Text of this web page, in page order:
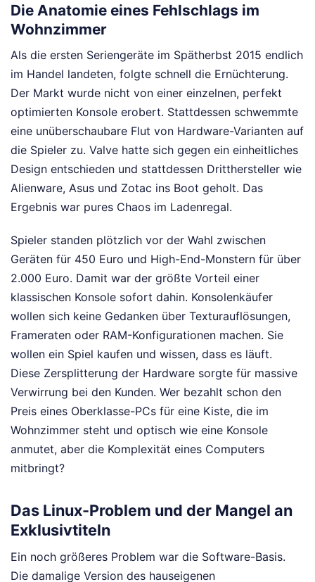
Die Anatomie eines Fehlschlags im
Wohnzimmer
Als die ersten Seriengeräte im Spätherbst 2015 endlich
im Handel landeten, folgte schnell die Ernüchterung.
Der Markt wurde nicht von einer einzelnen, perfekt
optimierten Konsole erobert. Stattdessen schwemmte
eine unüberschaubare Flut von Hardware-Varianten auf
die Spieler zu. Valve hatte sich gegen ein einheitliches
Design entschieden und stattdessen Dritthersteller wie
Alienware, Asus und Zotac ins Boot geholt. Das
Ergebnis war pures Chaos im Ladenregal.
Spieler standen plötzlich vor der Wahl zwischen
Geräten für 450 Euro und High-End-Monstern für über
2.000 Euro. Damit war der größte Vorteil einer
klassischen Konsole sofort dahin. Konsolenkäufer
wollen sich keine Gedanken über Texturauflösungen,
Frameraten oder RAM-Konfigurationen machen. Sie
wollen ein Spiel kaufen und wissen, dass es läuft.
Diese Zersplitterung der Hardware sorgte für massive
Verwirrung bei den Kunden. Wer bezahlt schon den
Preis eines Oberklasse-PCs für eine Kiste, die im
Wohnzimmer steht und optisch wie eine Konsole
anmutet, aber die Komplexität eines Computers
mitbringt?
Das Linux-Problem und der Mangel an
Exklusivtiteln
Ein noch größeres Problem war die Software-Basis.
Die damalige Version des hauseigenen